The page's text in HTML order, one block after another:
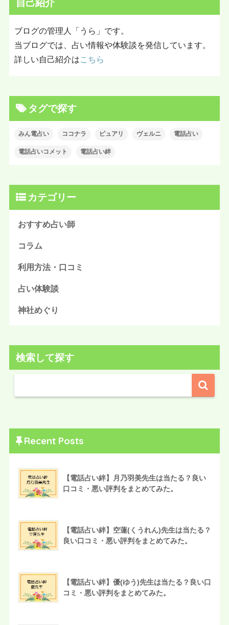
自己紹介
ブログの管理人「うら」です。
当ブログでは、占い情報や体験談を発信しています。
詳しい自己紹介はこちら
タグで探す
みん電占い ココナラ ピュアリ ヴェルニ 電話占い
電話占いコメット 電話占い絆
カテゴリー
おすすめ占い師
コラム
利用方法・口コミ
占い体験談
神社めぐり
検索して探す
Recent Posts
【電話占い絆】月乃羽美先生は当たる？良い
口コミ・悪い評判をまとめてみた。
【電話占い絆】空蓮(くうれん)先生は当たる？
良い口コミ・悪い評判をまとめてみた。
【電話占い絆】優(ゆう)先生は当たる？良い口
コミ・悪い評判をまとめてみた。